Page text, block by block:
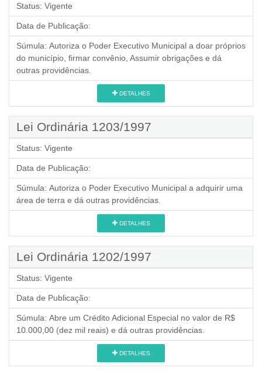
Status: Vigente
Data de Publicação:
Súmula: Autoriza o Poder Executivo Municipal a doar próprios
do município, firmar convênio, Assumir obrigações e dá
outras providências.
DETALHES
Lei Ordinária 1203/1997
Status: Vigente
Data de Publicação:
Súmula: Autoriza o Poder Executivo Municipal a adquirir uma
área de terra e dá outras providências.
DETALHES
Lei Ordinária 1202/1997
Status: Vigente
Data de Publicação:
Súmula: Abre um Crédito Adicional Especial no valor de R$
10.000,00 (dez mil reais) e dá outras providências.
DETALHES